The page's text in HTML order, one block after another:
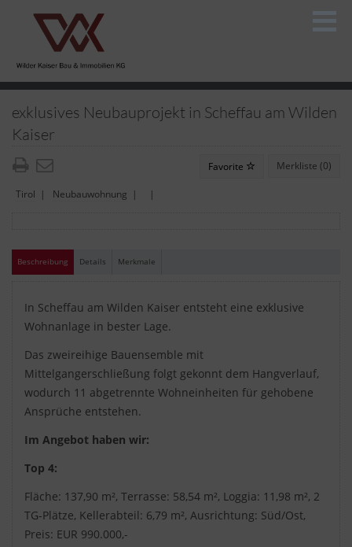
exklusives Neubauprojekt in Scheffau am Wilden
Kaiser
Merkliste (0)
Favorite
Tirol | Neubauwohnung | |
Beschreibung Details Merkmale
In Scheffau am Wilden Kaiser entsteht eine exklusive
Wohnanlage in bester Lage.
Das zweireihige Bauensemble mit
Mittelgangerschließung folgt gekonnt dem Hangverlauf,
wodurch 11 abgetrennte Wohneinheiten für gehobene
Ansprüche entstehen.
Im Angebot haben wir:
Top 4:
Fläche: 137,90 m², Terrasse: 58,54 m², Loggia: 11,98 m², 2
TG-Plätze, Kellerabteil: 6,79 m², Ausrichtung: Süd/Ost,
Preis: EUR 990.000,-